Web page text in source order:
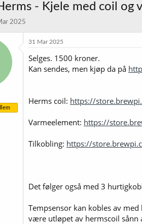
- Kjele med coil og
2025
31 Mar 2025
Selges. 1500 kroner.
Kan sendes, men kjøp da på
Herms coil: https://
Varmeelement: https://
Tilkobling: https://
Det følger også med 3
Tempsensor kan kobles av
være utløpet av hermscoil sånn